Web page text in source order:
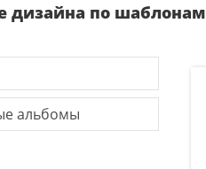
дизайна по шаблонам
альбомы